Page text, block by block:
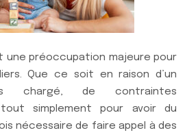
une préoccupation majeure pour
Que ce soit en raison d’un
chargé, de contraintes
simplement pour avoir du
nécessaire de faire appel à des